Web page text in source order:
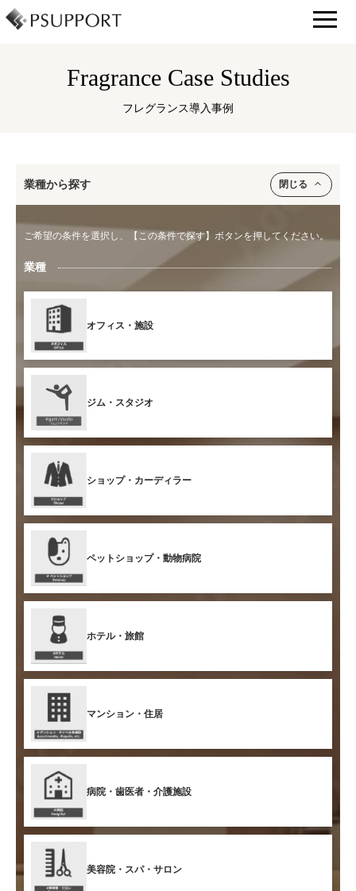
Fragrance Case Studies
フレグランス導入事例
業種から探す
ご希望の条件を選択し、【この条件で探す】ボタンを押してください。
業種
オフィス・施設
ジム・スタジオ
ショップ・カーディラー
ペットショップ・動物病院
ホテル・旅館
マンション・住居
病院・歯医者・介護施設
美容院・スパ・サロン